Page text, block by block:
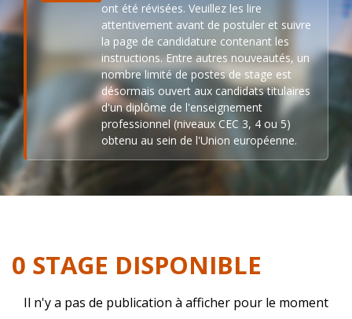
ont été révisées. Veuillez les lire
attentivement avant de postuler et suivre
la page de candidature contenant les
instructions. Entre autres nouveautés, un
nombre limité de postes de stage est
désormais ouvert aux candidats titulaires
d'un diplôme de l'enseignement
professionnel (niveaux CEC 3, 4 ou 5)
obtenu au sein de l'Union européenne.
0 STAGE DISPONIBLE
Il n'y a pas de publication à afficher pour le moment